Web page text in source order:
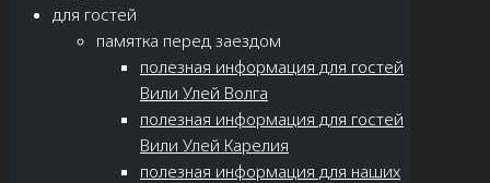
для гостей
памятка перед заездом
полезная информация для гостей
Вили Улей Волга
полезная информация для гостей
Вили Улей Карелия
полезная информация для наших